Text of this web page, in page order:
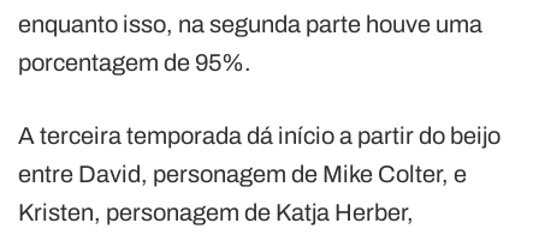
enquanto isso, na segunda parte houve uma
porcentagem de 95%.
A terceira temporada dá início a partir do beijo
entre David, personagem de Mike Colter, e
Kristen, personagem de Katja Herber,